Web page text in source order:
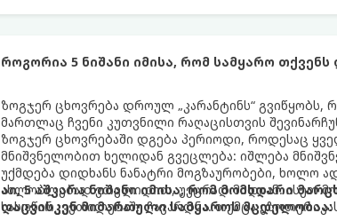
როგორია 5 ნიშანი იმისა, რომ სამყარო
ზოგჯერ ცხოვრება დროულ „კარანტინს“ გვიწყობს,
მართლაც ჩვენი კუთვნილი რაღაცისთვის
ზოგჯერ ცხოვრებაში დგება პერიოდი, როდესაც
მნიშვნელობით ხელიდან გვეცლება: იშლება
უქმდება დიდხანს ნანატრი მოგზაურობები, ხოლო
ახლობლებად ვთვლიდით, უეცრად მიდიან. ასეთ
სასოწარკვეთილებაში ჩავარდნა. თუმცა
აი, 5 აშკარა ნიშანი იმისა, რომ მომხდარი
დაცვისკენ მიმართული სამყაროს მცდელობაა: